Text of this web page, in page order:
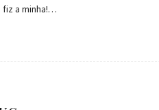
fiz a minha!…